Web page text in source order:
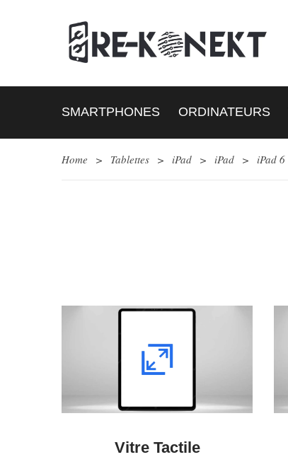
SMARTPHONES ORDINATEURS
Home > Tablettes > iPad > iPad > iPad 6
Vitre Tactile